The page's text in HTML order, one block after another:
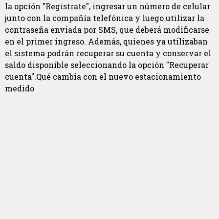
la opción "Registrate", ingresar un número de celular
junto con la compañía telefónica y luego utilizar la
contraseña enviada por SMS, que deberá modificarse
en el primer ingreso. Además, quienes ya utilizaban
el sistema podrán recuperar su cuenta y conservar el
saldo disponible seleccionando la opción "Recuperar
cuenta".Qué cambia con el nuevo estacionamiento
medido